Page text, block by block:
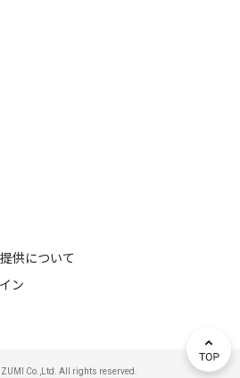
供について
ン
Co.,Ltd. All rights reserved.